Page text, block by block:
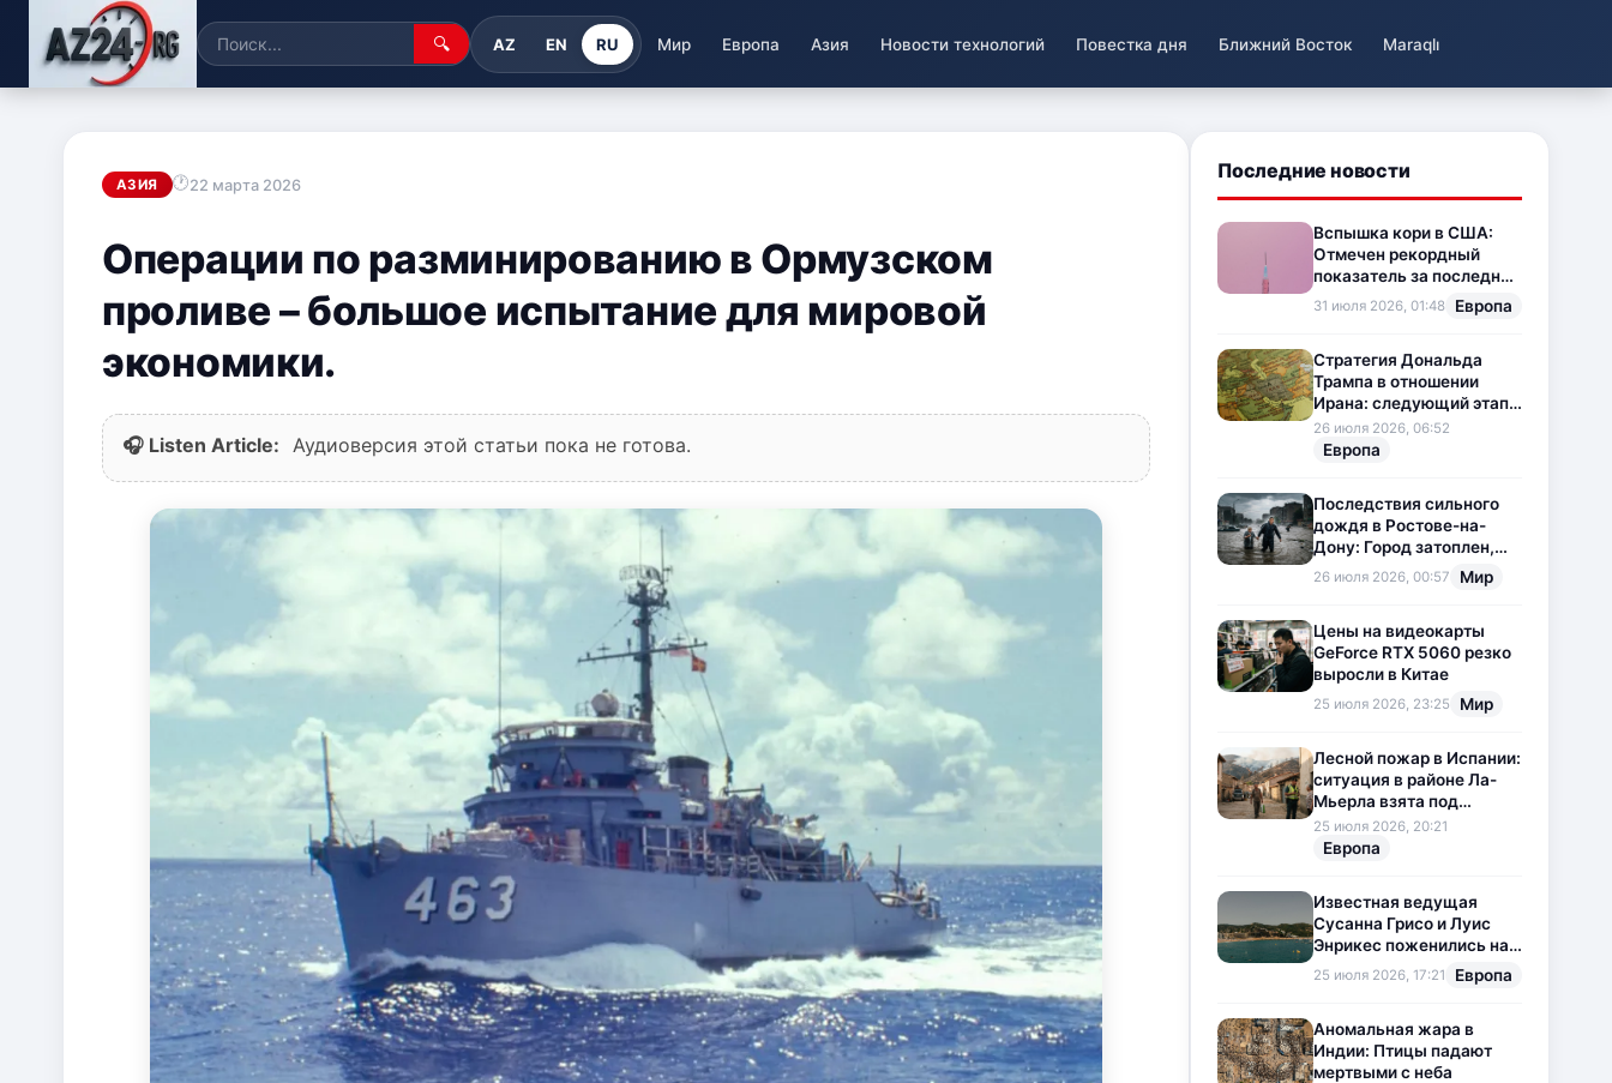
🔍 AZ EN RU Мир Европа Азия Новости технологий Повестка дня Ближний Восток Maraqlı
АЗИЯ 22 марта 2026
Операции по разминированию в Ормузском
проливе – большое испытание для мировой
экономики.
🎧 Listen Article: Аудиоверсия этой статьи пока не готова.
Последние новости
Вспышка кори в США:
Отмечен рекордный
показатель за последние
35 лет
31 июля 2026, 01:48 Европа
Стратегия Дональда
Трампа в отношении
Ирана: следующий этап
напряженности на
Ближнем Востоке
26 июля 2026, 06:52
Европа
Последствия сильного
дождя в Ростове-на-
Дону: Город затоплен,
свет отключен
26 июля 2026, 00:57 Мир
Цены на видеокарты
GeForce RTX 5060 резко
выросли в Китае
25 июля 2026, 23:25 Мир
Лесной пожар в Испании:
ситуация в районе Ла-
Мьерла взята под
контроль
25 июля 2026, 20:21
Европа
Известная ведущая
Сусанна Грисо и Луис
Энрикес поженились на
Коста-Браве
25 июля 2026, 17:21 Европа
Аномальная жара в
Индии: Птицы падают
мертвыми с неба